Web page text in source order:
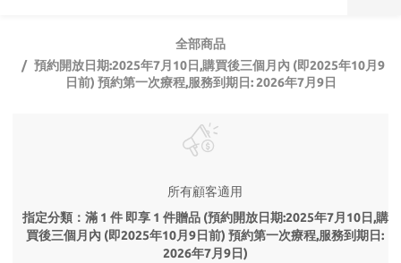
全部商品
預約開放日期:2025年7月10日,購買後三個月內 (即2025年10月9
日前) 預約第一次療程,服務到期日: 2026年7月9日
所有顧客適用
指定分類：滿 1 件 即享 1 件贈品 (預約開放日期:2025年7月10日,購
買後三個月內 (即2025年10月9日前) 預約第一次療程,服務到期日:
2026年7月9日)